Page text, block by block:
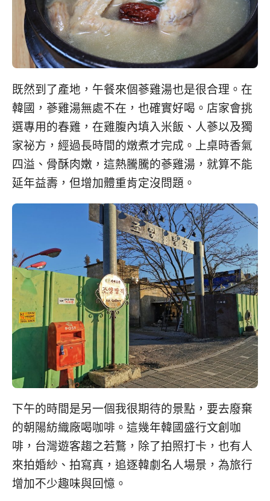
既然到了產地，午餐來個蔘雞湯也是很合理。在
韓國，蔘雞湯無處不在，也確實好喝。店家會挑
選專用的春雞，在雞腹內填入米飯、人蔘以及獨
家祕方，經過長時間的燉煮才完成。上桌時香氣
四溢、骨酥肉嫩，這熱騰騰的蔘雞湯，就算不能
延年益壽，但增加體重肯定沒問題。
下午的時間是另一個我很期待的景點，要去廢棄
的朝陽紡織廠喝咖啡。這幾年韓國盛行文創咖
啡，台灣遊客趨之若鶩，除了拍照打卡，也有人
來拍婚紗、拍寫真，追逐韓劇名人場景，為旅行
增加不少趣味與回憶。